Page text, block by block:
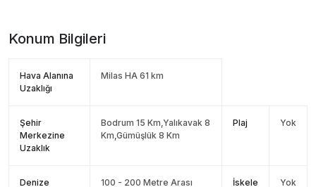
Konum Bilgileri
Hava Alanına
Uzaklığı
Milas HA 61 km
Şehir
Merkezine
Uzaklık
Bodrum 15 Km,Yalıkavak 8
Km,Gümüşlük 8 Km
Plaj Yok
Denize 100 - 200 Metre Arası İskele Yok